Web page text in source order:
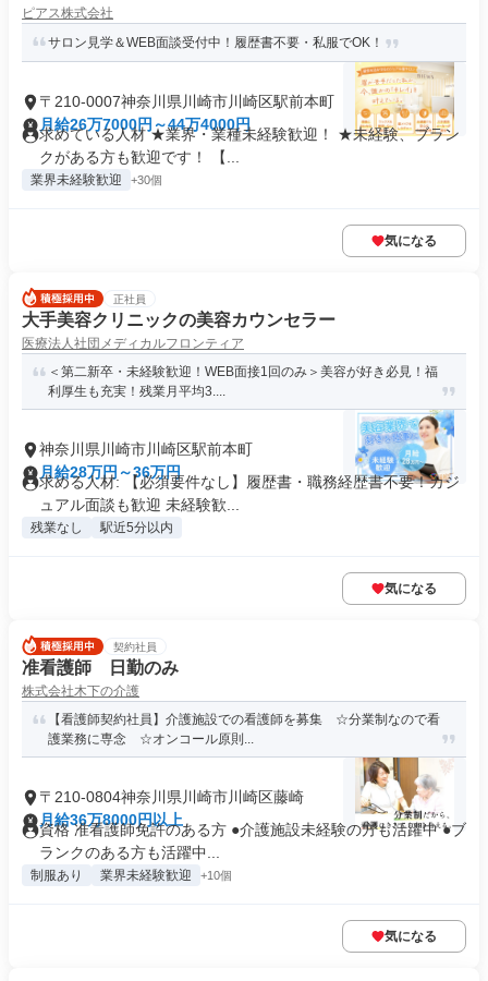
ピアス株式会社
サロン見学＆WEB面談受付中！履歴書不要・私服でOK！
〒210-0007神奈川県川崎市川崎区駅前本町
月給26万7000円～44万4000円
求めている人材 ★業界・業種未経験歓迎！ ★未経験、ブラン
クがある方も歓迎です！ 【...
業界未経験歓迎 +30個
気になる
正社員
大手美容クリニックの美容カウンセラー
医療法人社団メディカルフロンティア
＜第二新卒・未経験歓迎！WEB面接1回のみ＞美容が好き必見！福
利厚生も充実！残業月平均3....
神奈川県川崎市川崎区駅前本町
月給28万円～36万円
求める人材: 【必須要件なし】履歴書・職務経歴書不要！カジ
ュアル面談も歓迎 未経験歓...
残業なし 駅近5分以内
気になる
契約社員
准看護師 日勤のみ
株式会社木下の介護
【看護師契約社員】介護施設での看護師を募集 ☆分業制なので看
護業務に専念 ☆オンコール原則...
〒210-0804神奈川県川崎市川崎区藤崎
月給36万8000円以上
資格 准看護師免許のある方 ●介護施設未経験の方も活躍中 ●ブ
ランクのある方も活躍中...
制服あり 業界未経験歓迎 +10個
気になる